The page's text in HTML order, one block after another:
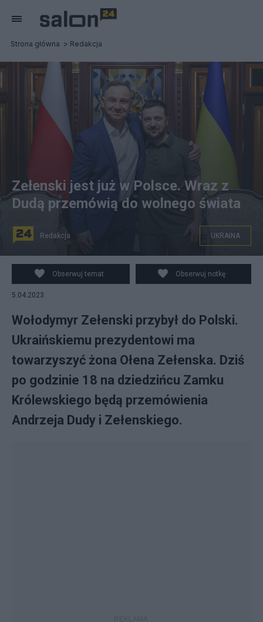
Strona główna Redakcja
Zełenski jest już w Polsce. Wraz z
Dudą przemówią do wolnego świata
Redakcja UKRAINA
Obserwuj temat Obserwuj notkę
5.04.2023
Wołodymyr Zełenski przybył do Polski.
Ukraińskiemu prezydentowi ma
towarzyszyć żona Ołena Zełenska. Dziś
po godzinie 18 na dziedzińcu Zamku
Królewskiego będą przemówienia
Andrzeja Dudy i Zełenskiego.